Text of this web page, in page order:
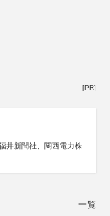
[PR]
井新聞社、関西電力株
一覧